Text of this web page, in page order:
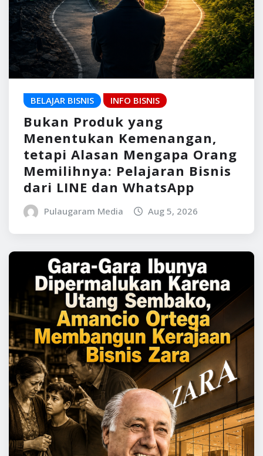
BELAJAR BISNIS INFO BISNIS
Bukan Produk yang
Menentukan Kemenangan,
tetapi Alasan Mengapa Orang
Memilihnya: Pelajaran Bisnis
dari LINE dan WhatsApp
Pulaugaram Media Aug 5, 2026